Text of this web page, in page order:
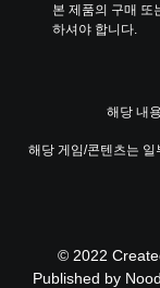
본 제품의 구매 또
하셔야 합니다.
해당 내
해당 게임/콘텐츠는
© 2022
Published by